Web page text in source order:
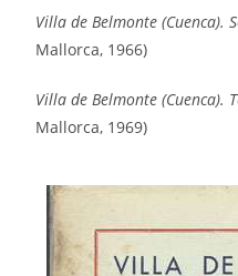
Villa de Belmonte (Cuenca).
Mallorca, 1966)
Villa de Belmonte (Cuenca).
Mallorca, 1969)